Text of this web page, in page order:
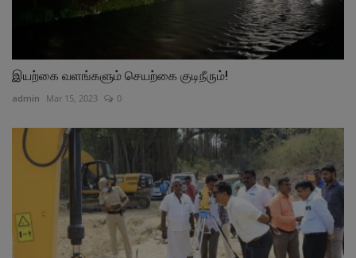
இயற்கை வளங்களும் செயற்கை குடிநீரும்!
admin Mar 15, 2023 0